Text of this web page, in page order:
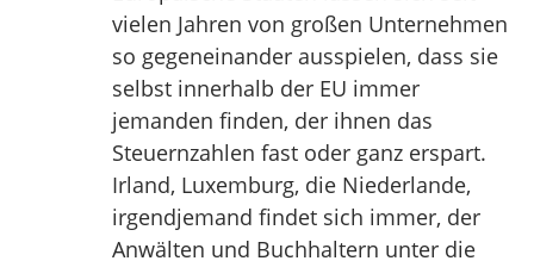
vielen Jahren von großen Unternehmen
so gegeneinander ausspielen, dass sie
selbst innerhalb der EU immer
jemanden finden, der ihnen das
Steuernzahlen fast oder ganz erspart.
Irland, Luxemburg, die Niederlande,
irgendjemand findet sich immer, der
Anwälten und Buchhaltern unter die